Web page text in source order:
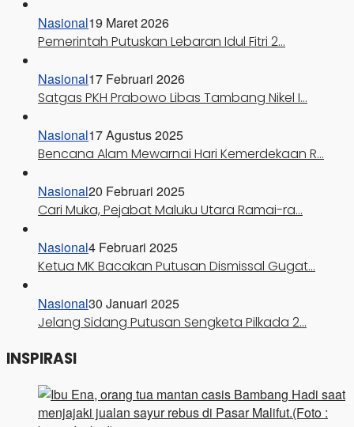
Nasional19 Maret 2026
Pemerintah Putuskan Lebaran Idul Fitri 2…
Nasional17 Februari 2026
Satgas PKH Prabowo Libas Tambang Nikel I…
Nasional17 Agustus 2025
Bencana Alam Mewarnai Hari Kemerdekaan R…
Nasional20 Februari 2025
Cari Muka, Pejabat Maluku Utara Ramai-ra…
Nasional4 Februari 2025
Ketua MK Bacakan Putusan Dismissal Gugat…
Nasional30 Januari 2025
Jelang Sidang Putusan Sengketa Pilkada 2…
INSPIRASI